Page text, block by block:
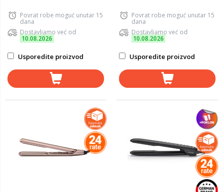
Povrat robe moguć unutar 15
dana
Dostavljamo već od
10.08.2026
Usporedite proizvod
Povrat robe moguć unutar 15
dana
Dostavljamo već od
10.08.2026
Usporedite proizvod